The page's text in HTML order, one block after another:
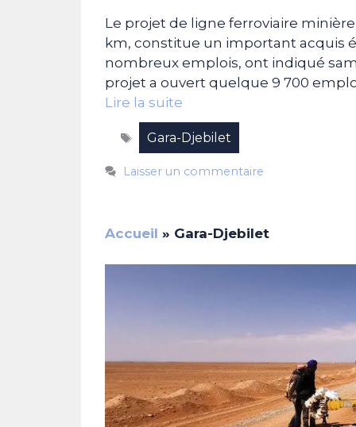
Le projet de ligne ferroviaire
km, constitue un important acquis
nombreux emplois, ont indiqué
projet a ouvert quelque 9 700
Lire la suite
Étiquettes
Gara-Djebilet
Laisser un commentaire
Accueil » Gara-Djebilet